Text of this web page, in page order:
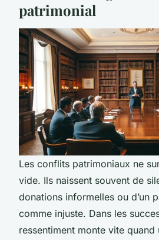
patrimonial
Les conflits patrimoniaux ne
vide. Ils naissent souvent de
donations informelles ou d’un
comme injuste. Dans les
ressentiment monte vite quand